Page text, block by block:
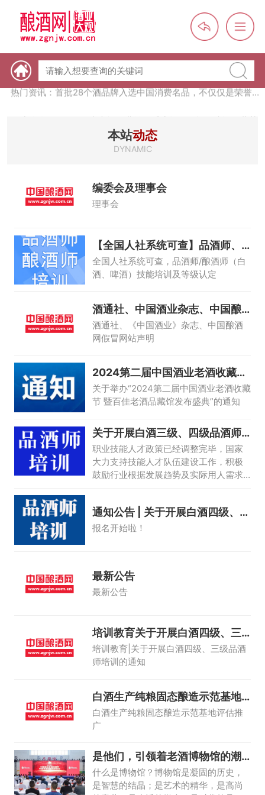
热门资讯：【酒体设计师】职业技能培训及认定班开班通知
热门资讯：首批28个酒品牌入选中国消费名品，不仅仅是荣誉那
么简单
酒、黄酒）
热门资讯：名酒之光：共话荣耀背后的价值与使命
本站动态
DYNAMIC
编委会及理事会
理事会
【全国人社系统可查】品酒师、
酿酒师培训
全国人社系统可查，品酒师/酿酒师（白
酒、啤酒）技能培训及等级认定
酒通社、中国酒业杂志、中国酿
酒网假冒
酒通社、《中国酒业》杂志、中国酿酒
网假冒网站声明
2024第二届中国酒业老酒收藏节
召开通知
关于举办“2024第二届中国酒业老酒收藏
节 暨百佳老酒品藏馆发布盛典”的通知
关于开展白酒三级、四级品酒师
培训的通知
职业技能人才政策已经调整完毕，国家
大力支持技能人才队伍建设工作，积极
鼓励行业根据发展趋势及实际用人需求
通知公告 | 关于开展白酒四级、三
级品酒
报名开始啦！
最新公告
最新公告
培训教育关于开展白酒四级、三
级品酒师培训
培训教育|关于开展白酒四级、三级品酒
师培训的通知
白酒生产纯粮固态酿造示范基地
评估推广
白酒生产纯粮固态酿造示范基地评估推
广
是他们，引领着老酒博物馆的潮
流！
什么是博物馆？博物馆是凝固的历史，
是智慧的结晶；是艺术的精华，是高尚